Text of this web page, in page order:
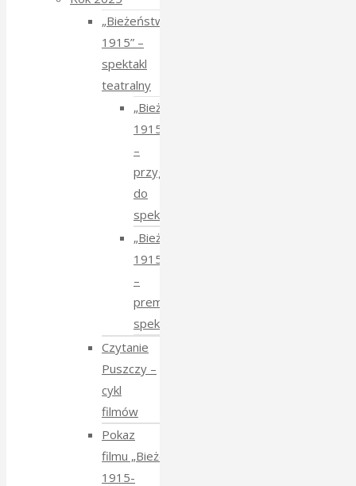
„Bieżeństwo
1915” –
spektakl
teatralny
„Bieżeństwo
1915”
–
przygotowania
do
spektaklu
„Bieżeństwo
1915”
–
premiera
spektaklu
Czytanie
Puszczy –
cykl
filmów
Pokaz
filmu „Bieżeńcy
1915-